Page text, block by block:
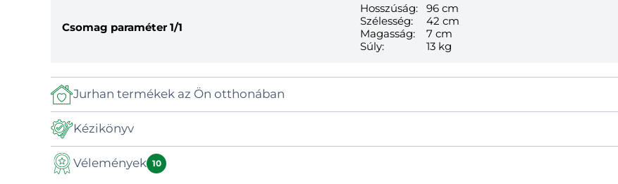
Csomag paraméter 1/1
Hosszúság:
96 cm
Szélesség:
42 cm
Magasság:
7 cm
Súly:
13 kg
Jurhan termékek az Ön otthonában
Kézikönyv
Kézikönyv
Vélemények 10